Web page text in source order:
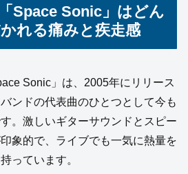
Space Sonic」はどん
れる痛みと疾走感
Sonic」は、2005年にリリース
ンドの代表曲のひとつとして今も
。激しいギターサウンドとスピー
象的で、ライブでも一気に熱量を
っています。